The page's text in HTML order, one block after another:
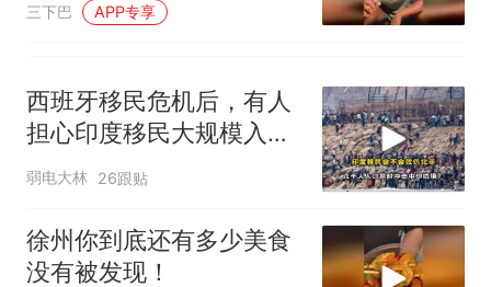
三下巴 APP专享
西班牙移民危机后，有人
担心印度移民大规模入侵
中国，这可能吗？
弱电大林 26跟贴
徐州你到底还有多少美食
没有被发现！